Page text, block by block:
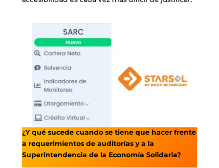
¿Y qué sucede cuando se tiene que hacer frente
a requerimientos de auditorías y a la
Superintendencia de la Economía Solidaria?